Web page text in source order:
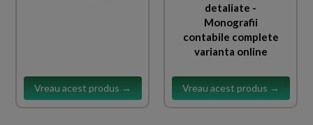
Vreau acest produs →
detaliate -
Monografii
contabile complete
varianta online
Vreau acest produs →